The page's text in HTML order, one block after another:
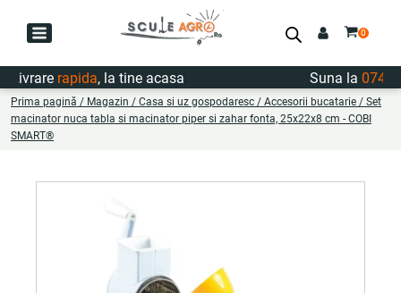
rapida, la tine acasa Suna la
Prima pagină / Magazin / Casa si uz gospodaresc / Accesorii bucatarie / Set
macinator nuca tabla si macinator piper si zahar fonta, 25x22x8 cm - COBI
SMART®